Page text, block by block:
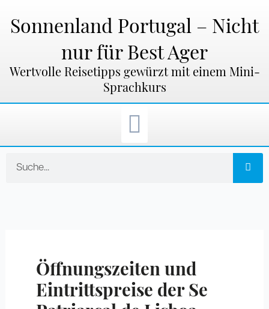
Inhalt
springen
Sonnenland Portugal – Nicht
nur für Best Ager
Wertvolle Reisetipps gewürzt mit einem Mini-
Sprachkurs
Öffnungszeiten und
Eintrittspreise der Se